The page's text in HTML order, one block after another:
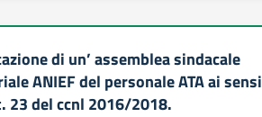
di un’ assemblea sindacale
ANIEF del personale ATA ai sensi
23 del ccnl 2016/2018.